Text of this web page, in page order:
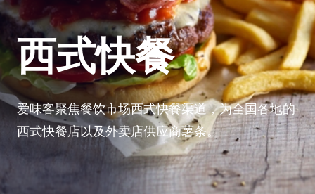
西式快餐
爱味客聚焦餐饮市场西式快餐渠道，为全国各地的
西式快餐店以及外卖店供应商薯条。